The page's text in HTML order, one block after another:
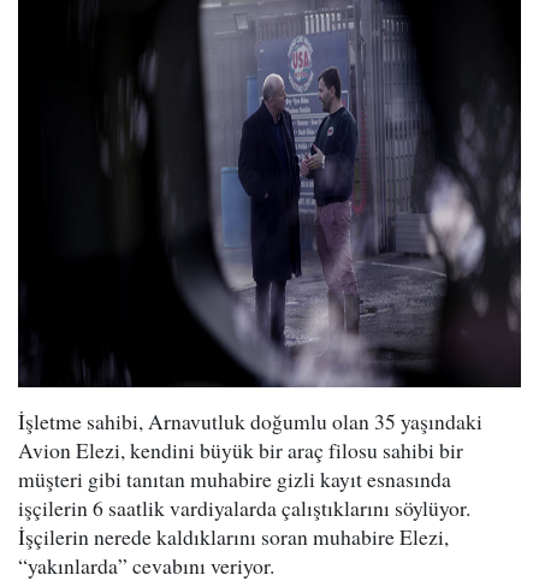
İşletme sahibi, Arnavutluk doğumlu olan 35 yaşındaki
Avion Elezi, kendini büyük bir araç filosu sahibi bir
müşteri gibi tanıtan muhabire gizli kayıt esnasında
işçilerin 6 saatlik vardiyalarda çalıştıklarını söylüyor.
İşçilerin nerede kaldıklarını soran muhabire Elezi,
“yakınlarda” cevabını veriyor.